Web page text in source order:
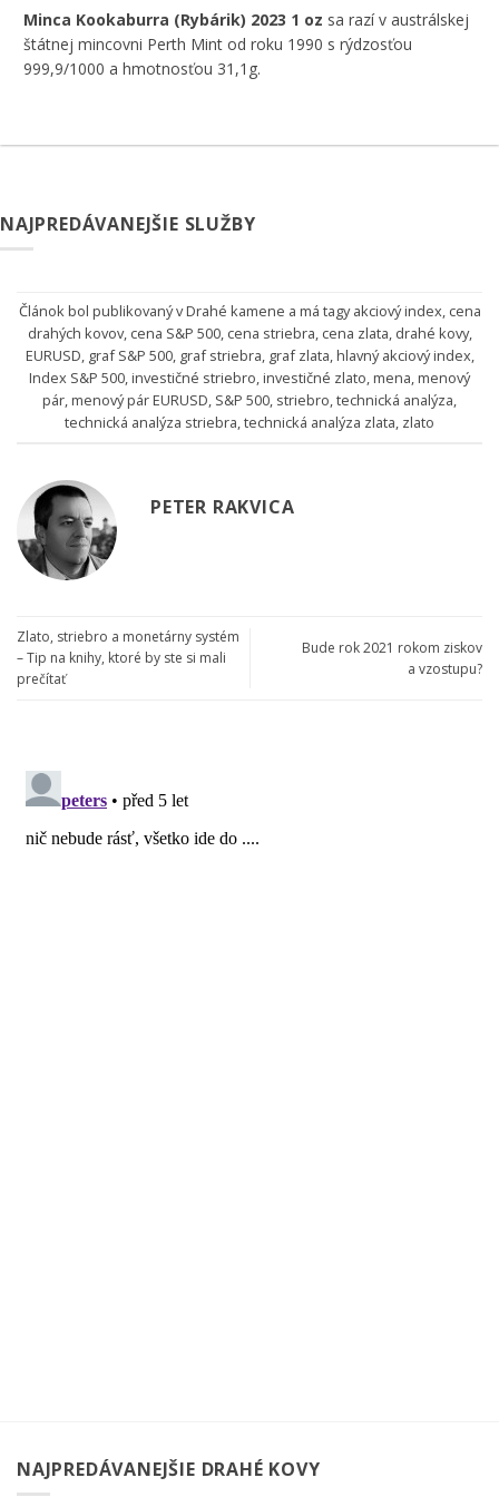
Minca Kookaburra (Rybárik) 2023 1 oz sa razí v austrálskej
štátnej mincovni Perth Mint od roku 1990 s rýdzosťou
999,9/1000 a hmotnosťou 31,1g.
NAJPREDÁVANEJŠIE SLUŽBY
Článok bol publikovaný vDrahé kamene a má tagyakciový index, cena
drahých kovov, cena S&P 500, cena striebra, cena zlata, drahé kovy,
EURUSD, graf S&P 500, graf striebra, graf zlata,hlavný akciový index,
Index S&P 500,investičné striebro,investičné zlato,mena,menový
pár,menový pár EURUSD, S&P 500, striebro,technická analýza,
technická analýza striebra,technická analýza zlata, zlato
PETER RAKVICA
Zlato, striebro a monetárny systém
– Tip na knihy, ktoré by ste si mali
prečítať
Bude rok 2021 rokom ziskov
a vzostupu?
NAJPREDÁVANEJŠIE DRAHÉ KOVY